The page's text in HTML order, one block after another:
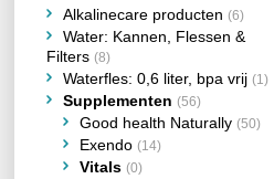
Alkalinecare producten (6)
Water: Kannen, Flessen &
Filters (8)
Waterfles: 0,6 liter, bpa vrij (1)
Supplementen (56)
Good health Naturally (50)
Exendo (14)
Vitals (0)